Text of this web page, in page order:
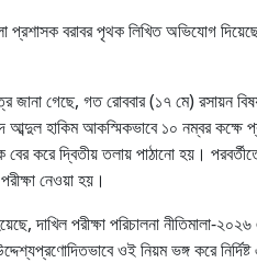
বরাবর পৃথক লিখিত অভিযোগ
গেছে, গত রোববার (১৭ মে) রসায়ন
আব্দুল হাকিম আকস্মিকভাবে ১০ নম্বর কক্ষে
বের করে দ্বিতীয় তলায় পাঠানো হয়।
নেওয়া হয়।
দাখিল পরীক্ষা পরিচালনা নীতিমালা-২০২৬
ওই নিয়ম ভঙ্গ করে